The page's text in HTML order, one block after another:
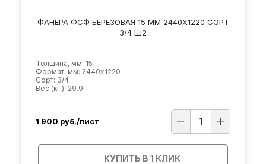
ФАНЕРА ФСФ БЕРЕЗОВАЯ 15 ММ 2440Х1220 СОРТ
3/4 Ш2
Толщина, мм: 15
Формат, мм: 2440х1220
Сорт: 3/4
Вес (кг.): 29.9
1 900 руб./лист
КУПИТЬ В 1 КЛИК